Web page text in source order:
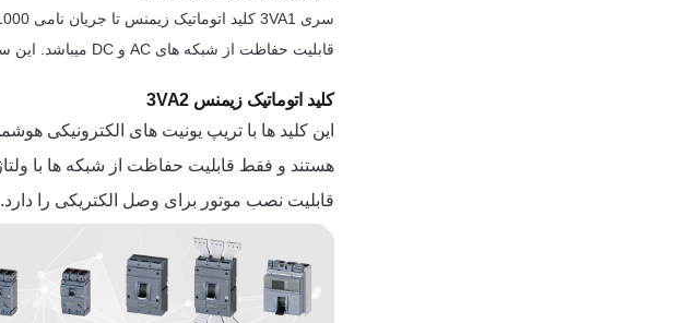
قابلیت حفاظت از شبکه های AC و DC میباشد. این سری قابلیت نصب موتور برای وصل الکتریکی را دارد.
کلید اتوماتیک زیمنس 3VA2
قابلیت نصب موتور برای وصل الکتریکی را دارد.